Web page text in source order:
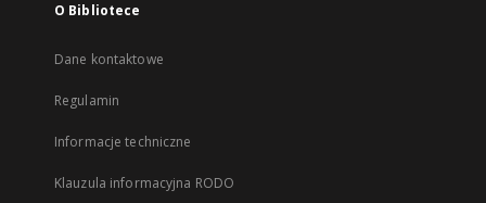
O Bibliotece
Dane kontaktowe
Regulamin
Informacje techniczne
Klauzula informacyjna RODO